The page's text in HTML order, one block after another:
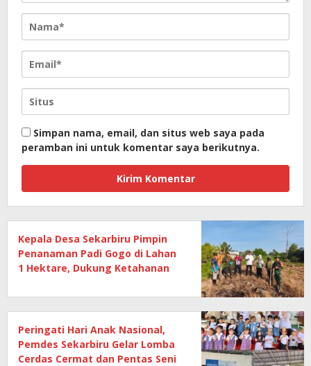
Simpan nama, email, dan situs web saya pada
peramban ini untuk komentar saya berikutnya.
Kepala Desa Sekarbiru Pimpin
Penanaman Padi Gogo di Lahan
1 Hektare, Dukung Ketahanan
Peringati Hari Anak Nasional,
Pemdes Sekarbiru Gelar Lomba
Cerdas Cermat dan Pentas Seni